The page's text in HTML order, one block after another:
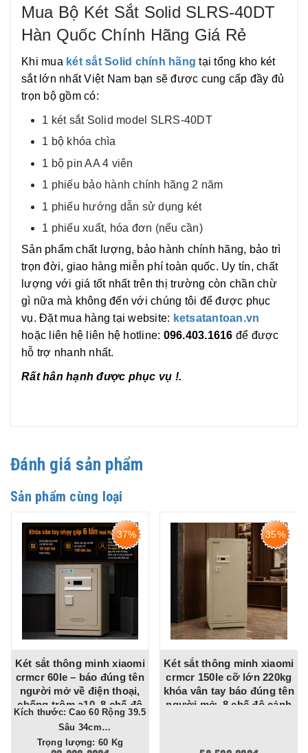
Mua Bộ Két Sắt Solid SLRS-40DT
Hàn Quốc Chính Hãng Giá Rẻ
Khi mua két sắt Solid chính hãng tại tổng kho két
sắt lớn nhất Việt Nam bạn sẽ được cung cấp đầy đủ
trọn bộ gồm có:
1 két sắt Solid model SLRS-40DT
1 bộ khóa chìa
1 bộ pin AA 4 viên
1 phiếu bảo hành chính hãng 2 năm
1 phiếu hướng dẫn sử dụng két
1 phiếu xuất, hóa đơn (nếu cần)
Sản phẩm chất lượng, bảo hành chính hãng, bảo trì
trọn đời, giao hàng miễn phí toàn quốc. Uy tín, chất
lượng với giá tốt nhất trên thị trường còn chần chừ
gì nữa mà không đến với chúng tôi để được phục
vụ. Đặt mua hàng tại website: ketsatantoan.vn
hoặc liên hệ liên hệ hotline: 096.403.1616 để được
hỗ trợ nhanh nhất.
Rất hân hạnh được phục vụ !.
Đánh giá sản phẩm
Sản phẩm cùng loại
37%
Két sắt thông minh xiaomi
crmcr 60le – báo đúng tên
người mở về điện thoại,
chống trộm a10, 8 chế độ
cảnh báo điện thoại
Kích thước: Cao 60 Rộng 39.5
Sâu 34cm
Trọng lượng: 60 Kg
35%
Két sắt thông minh xiaomi
crmcr 150le cỡ lớn 220kg
khóa vân tay báo đúng tên
người mở, 8 chế độ cảnh